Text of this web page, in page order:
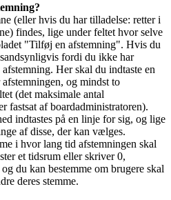
(eller hvis du har tilladelse: retter i
findes, lige under feltet hvor selve
"Tilføj en afstemning". Hvis du
fordi du ikke har
Her skal du indtaste en
og mindst to
(det maksimale antal
fastsat af boardadministratoren).
indtastes på en linje for sig, og lige
af disse, der kan vælges.
i hvor lang tid afstemningen skal
et tidsrum eller skriver 0,
du kan bestemme om brugere skal
deres stemme.